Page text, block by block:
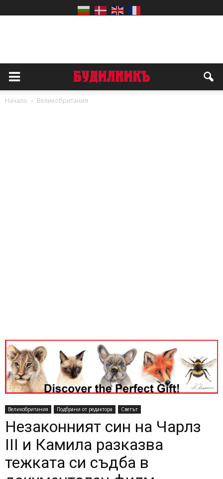
Начало Великобритания
Великобритания Подбрани от редактора Светът
Незаконният син на Чарлз
III и Камила разказва
тежката си съдба в